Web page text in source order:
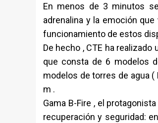
En menos de 3 minutos
adrenalina y la emoción
funcionamiento de estos
De hecho , CTE ha
que consta de 6 modelos
modelos de torres de agua
m .
Gama B-Fire , el
recuperación y seguridad: